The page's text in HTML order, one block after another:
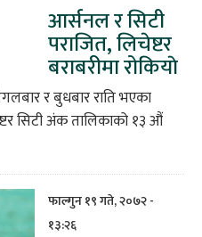
आर्सनल र सिटी
पराजित, लिचेष्टर
बराबरीमा रोकियाे
र बुधबार राति भएका
सिटी अंक तालिकाको १३ औं
फाल्गुन १९ गते, २०७२ -
१३:२६